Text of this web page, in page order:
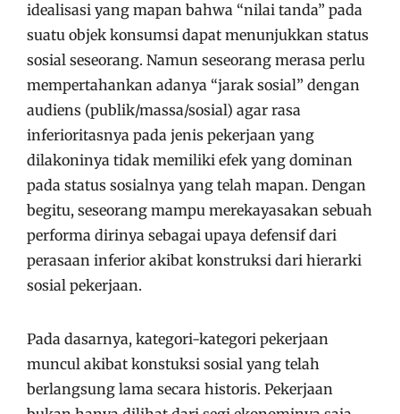
idealisasi yang mapan bahwa “nilai tanda” pada
suatu objek konsumsi dapat menunjukkan status
sosial seseorang. Namun seseorang merasa perlu
mempertahankan adanya “jarak sosial” dengan
audiens (publik/massa/sosial) agar rasa
inferioritasnya pada jenis pekerjaan yang
dilakoninya tidak memiliki efek yang dominan
pada status sosialnya yang telah mapan. Dengan
begitu, seseorang mampu merekayasakan sebuah
performa dirinya sebagai upaya defensif dari
perasaan inferior akibat konstruksi dari hierarki
sosial pekerjaan.
Pada dasarnya, kategori-kategori pekerjaan
muncul akibat konstuksi sosial yang telah
berlangsung lama secara historis. Pekerjaan